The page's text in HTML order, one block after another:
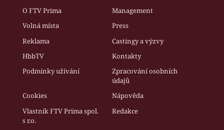
O FTV Prima
Management
Volná místa
Press
Reklama
Castingy a výzvy
HbbTV
Kontakty
Podmínky užívání
Zpracování osobních
údajů
Cookies
Nápověda
Vlastník FTV Prima spol.
s r.o.
Redakce